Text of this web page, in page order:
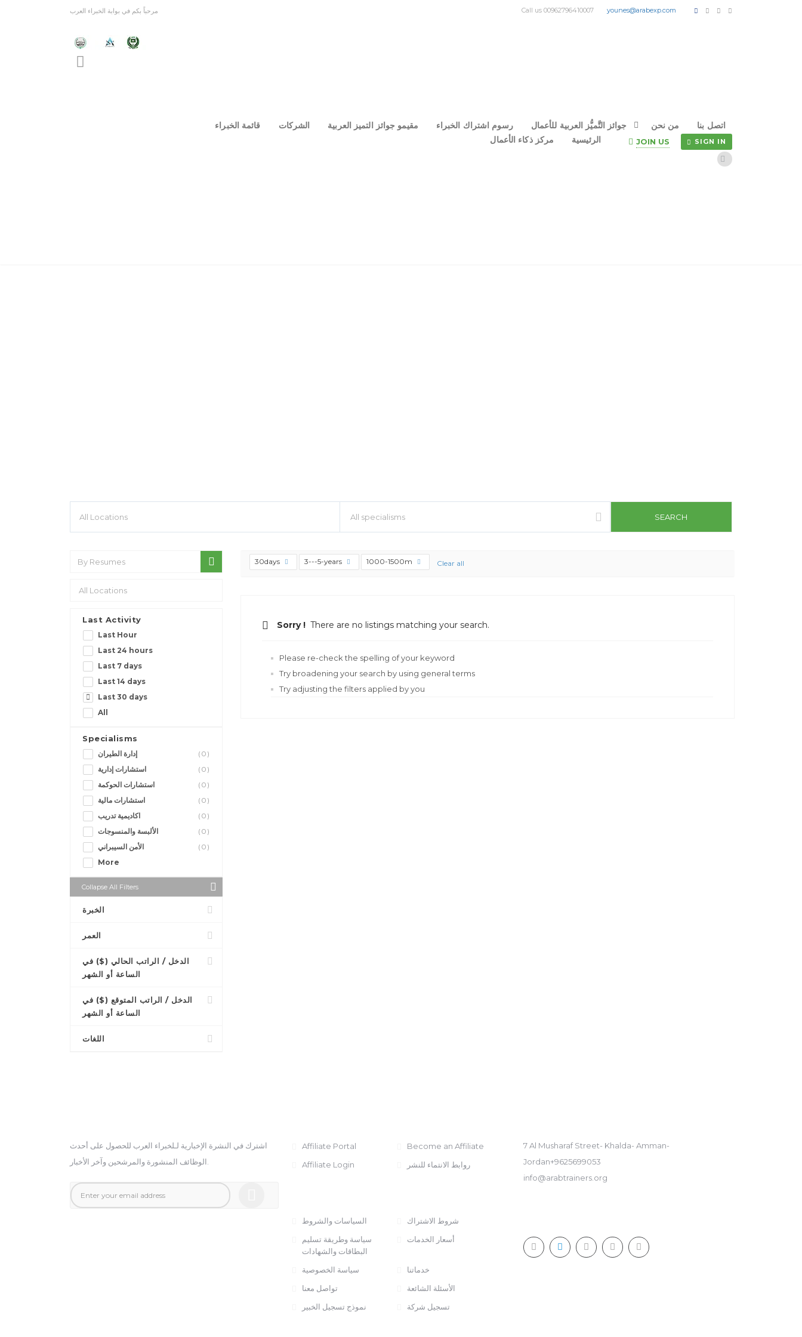
مرحباً بكم في بوابة الخبراء العرب Call us 00962796410007 younes@arabexp.com
قائمة الخبراء الشركات مقيمو جوائز التميز العربية رسوم اشتراك الخبراء جوائز التَّميُّز العربية للأعمال من نحن
اتصل بنا
مركز ذكاء الأعمال
الرئيسية JOIN US SIGN IN
All specialisms
Last Activity
Last Hour
Last 24 hours
Last 7 days
Last 14 days
Last 30 days
All
Specialisms
إدارة الطيران
(0)
استشارات إدارية
(0)
استشارات الحوكمة
(0)
استشارات مالية
(0)
اكاديمية تدريب
(0)
الألبسة والمنسوجات
(0)
الأمن السيبراني
(0)
More
Collapse All Filters
الخبرة
العمر
الدخل / الراتب الحالي ($) في
الساعة أو الشهر
الدخل / الراتب المتوقع ($) في
الساعة أو الشهر
اللغات
30days 3---5-years 1000-1500m Clear all
Sorry ! There are no listings matching your search.
Please re-check the spelling of your keyword
Try broadening your search by using general terms
Try adjusting the filters applied by you
اشترك في النشرة الإخبارية لـلخبراء العرب للحصول على أحدث
Affiliate Portal
Become an Affiliate
Affiliate Login
روابط الانتماء للنشر
السياسات والشروط
شروط الاشتراك
سياسة وطريقة تسليم
البطاقات والشهادات
أسعار الخدمات
سياسة الخصوصية
خدماتنا
تواصل معنا
الأسئلة الشائعة
نموذج تسجيل الخبير
تسجيل شركة
7 Al Musharaf Street- Khalda- Amman-
Jordan+9625699053
info@arabtrainers.org